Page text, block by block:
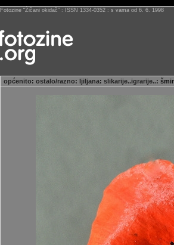
Fotozine “Žičani okidač” : ISSN 1334-0352 : s vama od 6. 6. 1998
općenito: ostalo/razno: ljiljana: slikarije..igrarije..: